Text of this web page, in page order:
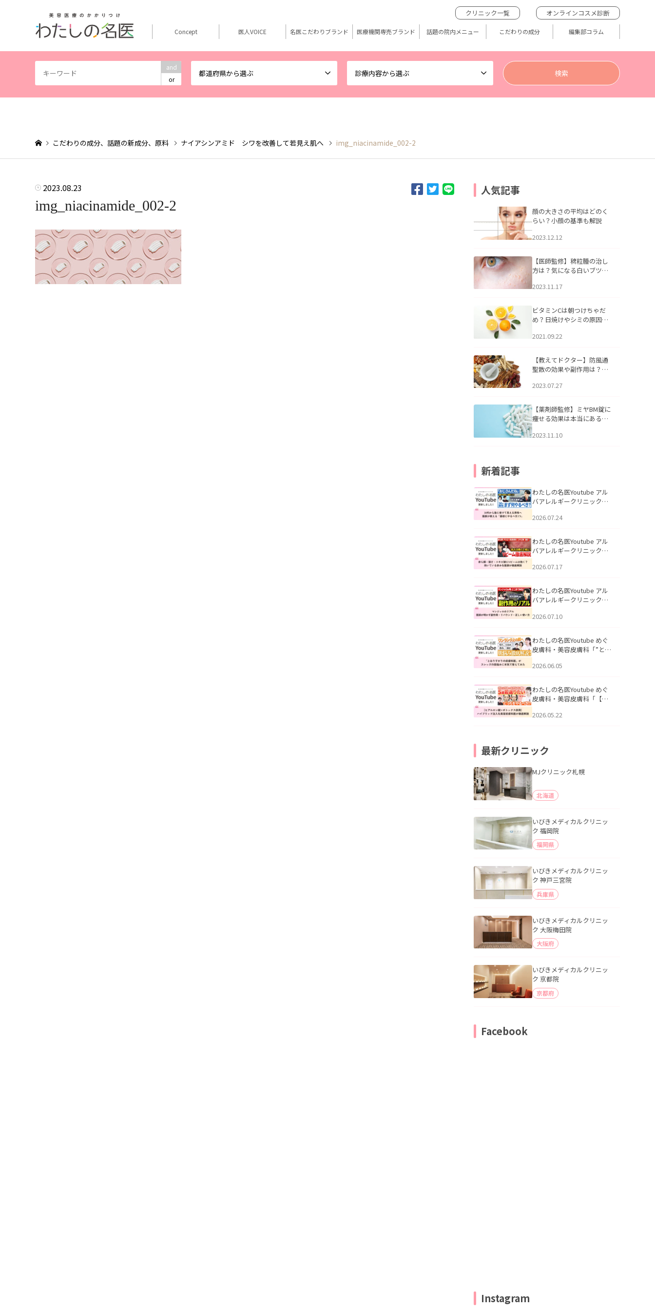
and
or
都道府県から選ぶ 診療内容から選ぶ
クリニック一覧 オンラインコスメ診断
Concept 医人VOICE 名医こだわりブランド 医療機関専売ブランド 話題の院内メニュー こだわりの成分 編集部コラム
こだわりの成分、話題の新成分、原料 ナイアシンアミド シワを改善して若見え肌へ img_niacinamide_002-2
2023.08.23
img_niacinamide_002-2
人気記事
顔の大きさの平均はどのく
らい？小顔の基準も解説
2023.12.12
【医師監修】稗粒腫の治し
方は？気になる白いブツブ
アについて
2023.11.17
ビタミンCは朝つけちゃだ
め？日焼けやシミの原因に
2021.09.22
【教えてドクター】防風通
聖散の効果や副作用は？長
2023.07.27
【薬剤師監修】ミヤBM錠に
痩せる効果は本当にある
2023.11.10
新着記事
わたしの名医Youtube アル
バアレルギークリニック札
える男性へ｜医師が教える
公開いたしました。
2026.07.24
わたしの名医Youtube アル
バアレルギークリニック札
跡にVビームは効く？向いて
説」を公開いたしました。
2026.07.17
わたしの名医Youtube アル
バアレルギークリニック札
医師が明かす副作用・リバ
公開いたしました。
2026.07.10
わたしの名医Youtube めぐ
皮膚科・美容皮膚科「”とお
ッズの肌悩みに本気で答え
た。
2026.06.05
わたしの名医Youtube めぐ
皮膚科・美容皮膚科「【ヒ
用】ハイブリッド注入を美
2026.05.22
最新クリニック
MJクリニック札幌
北海道
いびきメディカルクリニッ
ク 福岡院
福岡県
いびきメディカルクリニッ
ク 神戸三宮院
兵庫県
いびきメディカルクリニッ
ク 大阪梅田院
大阪府
いびきメディカルクリニッ
ク 京都院
京都府
Facebook
Instagram